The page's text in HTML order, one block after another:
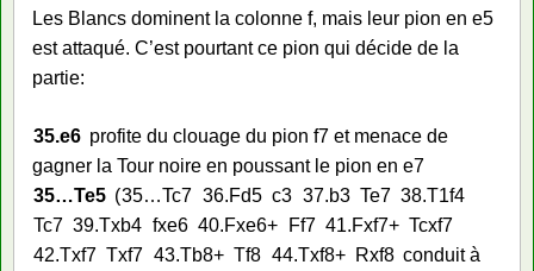
Les Blancs dominent la colonne f, mais leur pion en e5
est attaqué. C’est pourtant ce pion qui décide de la
partie:
35.e6 profite du clouage du pion f7 et menace de
gagner la Tour noire en poussant le pion en e7
35…Te5 35…Tc7 36.Fd5 c3 37.b3 Te7 38.T1f4
Tc7 39.Txb4 fxe6 40.Fxe6+ Ff7 41.Fxf7+ Tcxf7
42.Txf7 Txf7 43.Tb8+ Tf8 44.Txf8+ Rxf8 conduit à